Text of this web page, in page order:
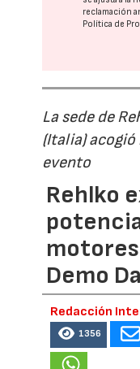
reclamación
Política de
La sede de
(Italia)
evento
Rehlko
Demo
Redacción
1356